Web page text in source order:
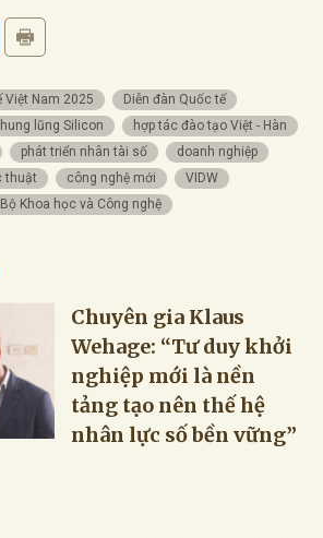
Việt Nam 2025
Diễn đàn Quốc tế
lũng Silicon
hợp tác đào tạo Việt - Hàn
phát triển nhân tài số
doanh nghiệp
thuật công nghệ mới
VIDW
Bộ Khoa học và Công nghệ
Chuyên gia Klaus
Wehage: “Tư duy khởi
nghiệp mới là nền
tảng tạo nên thế hệ
nhân lực số bền vững”